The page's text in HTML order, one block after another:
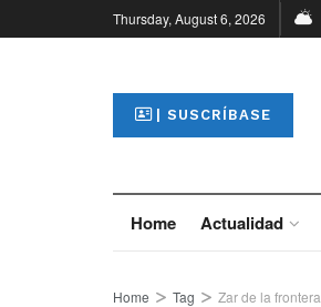
Thursday, August 6, 2026
| SUSCRÍBASE
Home Actualidad
Home Tag Zar de la frontera